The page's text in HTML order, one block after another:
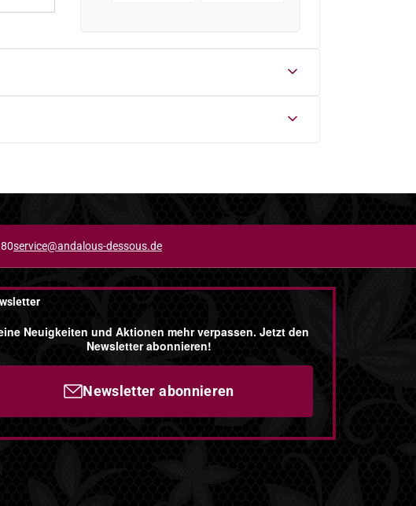
service@andalous-dessous.de
Neuigkeiten und Aktionen mehr verpassen. Jetzt den
Newsletter abonnieren!
Newsletter abonnieren